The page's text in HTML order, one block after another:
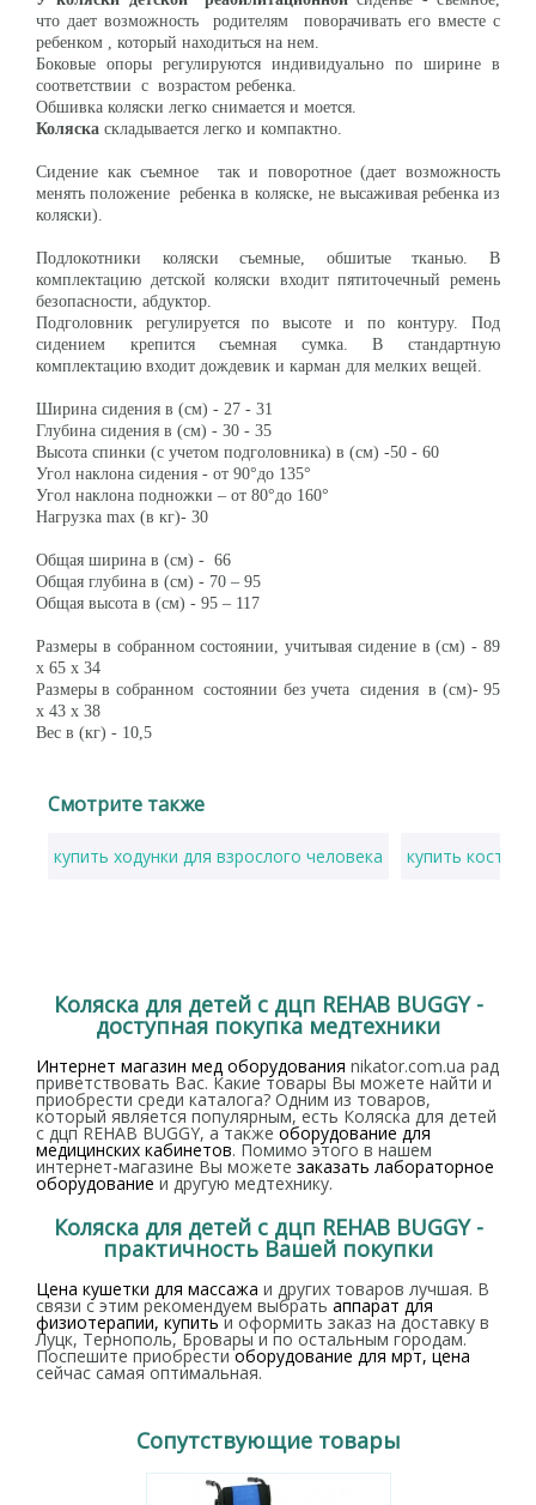
что дает возможность родителям поворачивать его вместе с
ребенком , который находиться на нем.
Боковые опоры регулируются индивидуально по ширине в
соответствии с возрастом ребенка.
Обшивка коляски легко снимается и моется.
Коляска складывается легко и компактно.
Сидение как съемное так и поворотное (дает возможность
менять положение ребенка в коляске, не высаживая ребенка из
коляски).
Подлокотники коляски съемные, обшитые тканью. В
комплектацию детской коляски входит пятиточечный ремень
безопасности, абдуктор.
Подголовник регулируется по высоте и по контуру. Под
сидением крепится съемная сумка. В стандартную
комплектацию входит дождевик и карман для мелких вещей.
Ширина сидения в (см) - 27 - 31
Глубина сидения в (см) - 30 - 35
Высота спинки (с учетом подголовника) в (см) -50 - 60
Угол наклона сидения - от 90°до 135°
Угол наклона подножки – от 80°до 160°
Нагрузка max (в кг)- 30
Общая ширина в (см) - 66
Общая глубина в (см) - 70 – 95
Общая высота в (см) - 95 – 117
Размеры в собранном состоянии, учитывая сидение в (см) - 89
x 65 x 34
Размеры в собранном состоянии без учета сидения в (см)- 95
x 43 x 38
Вес в (кг) - 10,5
Смотрите также
купить ходунки для взрослого человека купить
Коляска для детей с дцп REHAB BUGGY -
доступная покупка медтехники
Интернет магазин мед оборудования nikator.com.ua рад
приветствовать Вас. Какие товары Вы можете найти и
приобрести среди каталога? Одним из товаров,
который является популярным, есть Коляска для детей
с дцп REHAB BUGGY, а также оборудование для
медицинских кабинетов. Помимо этого в нашем
интернет-магазине Вы можете заказать лабораторное
оборудование и другую медтехнику.
Коляска для детей с дцп REHAB BUGGY -
практичность Вашей покупки
Цена кушетки для массажа и других товаров лучшая. В
связи с этим рекомендуем выбрать аппарат для
физиотерапии, купитьи оформить заказ на доставку в
Луцк, Тернополь, Бровары и по остальным городам.
Поспешите приобрестиоборудование для мрт, цена
сейчас самая оптимальная.
Сопутствующие товары